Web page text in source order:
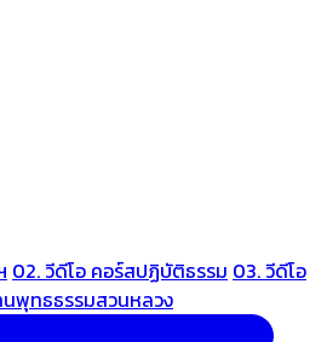
02. วีดีโอ คอร์สปฏิบัติธรรม 03. วีดีโอ
านพุทธธรรมสวนหลวง